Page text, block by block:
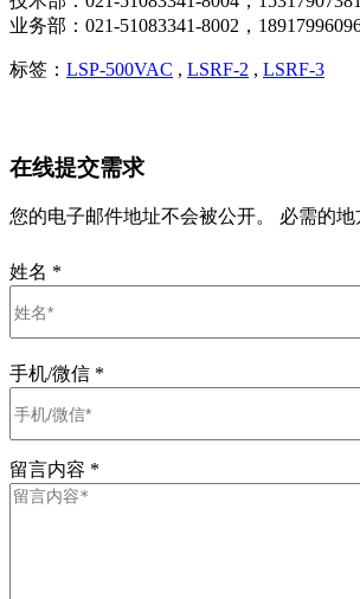
业务部：021-51083341-8002，
标签： LSP-500VAC , LSRF-2 , LSRF-3
在线提交需求
您的电子邮件地址不会被公开。 必需的
姓名 *
手机/微信 *
留言内容 *